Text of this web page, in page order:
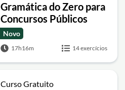
Gramática do Zero para
Concursos Públicos
Novo
17h16m 14 exercícios
Curso Gratuito